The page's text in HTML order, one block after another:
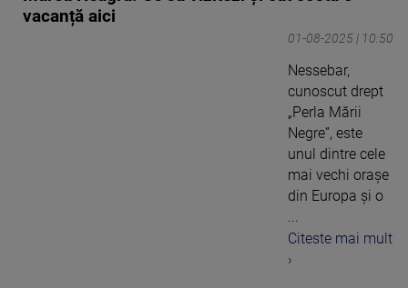
vacanță aici
01-08-2025 | 10:50
Nessebar,
cunoscut drept
„Perla Mării
Negre”, este
unul dintre cele
mai vechi orașe
din Europa și o
Citeste mai mult
›